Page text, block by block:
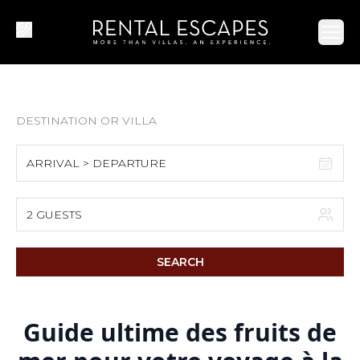
ARRIVAL > DEPARTURE
9 10 11 12 13 15
2 GUESTS
SEARCH
Guide ultime des fruits de